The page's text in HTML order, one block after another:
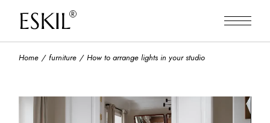
Home furniture How to arrange lights in your studio
Video
Player